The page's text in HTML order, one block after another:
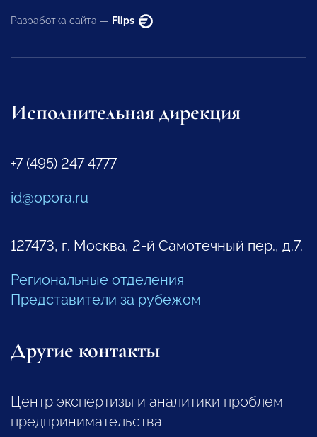
Разработка сайта — Flips
Исполнительная дирекция
+7 (495) 247 4777
id@opora.ru
127473, г. Москва, 2-й Самотечный пер., д.7.
Региональные отделения
Представители за рубежом
Другие контакты
Центр экспертизы и аналитики проблем
предпринимательства